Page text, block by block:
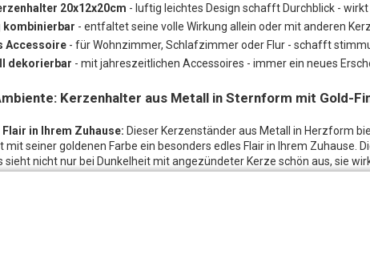
20x12x20cm - luftig leichtes Design schafft Durchblick - wirkt
kombinierbar - entfaltet seine volle Wirkung allein oder mit anderen
Accessoire - für Wohnzimmer, Schlafzimmer oder Flur - schafft
dekorierbar - mit jahreszeitlichen Accessoires - immer ein neues
Kerzenhalter aus Metall in Sternform mit Gold-
Flair in Ihrem Zuhause: Dieser Kerzenständer aus Metall in Herzform
seiner goldenen Farbe ein besonders edles Flair in Ihrem Zuhause.
sieht nicht nur bei Dunkelheit mit angezündeter Kerze schön aus, sie